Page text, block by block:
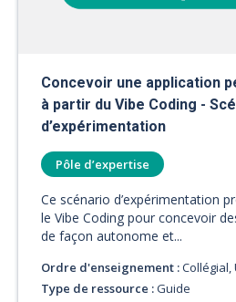
Concevoir une application
à partir du Vibe Coding -
d’expérimentation
Pôle d’expertise
Ce scénario d’expérimentation
le Vibe Coding pour concevoir
de façon autonome et...
Ordre d'enseignement :
Type de ressource :Guide